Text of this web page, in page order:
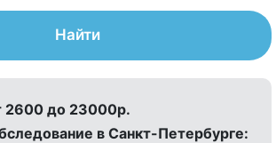
Найти
2600 до 23000р.
в Санкт-Петербурге: